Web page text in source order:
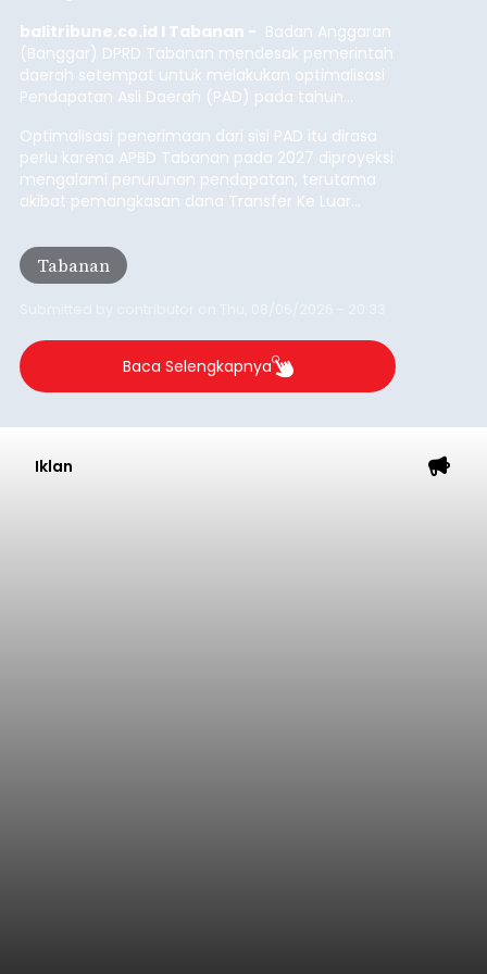
balitribune.co.id I Tabanan - Badan Anggaran
(Banggar) DPRD Tabanan mendesak pemerintah
daerah setempat untuk melakukan optimalisasi
Pendapatan Asli Daerah (PAD) pada tahun
Optimalisasi penerimaan dari sisi PAD itu dirasa
perlu karena APBD Tabanan pada 2027 diproyeksi
mengalami penurunan pendapatan, terutama
akibat pemangkasan dana Transfer Ke Luar
Tabanan
Baca Selengkapnya
Iklan